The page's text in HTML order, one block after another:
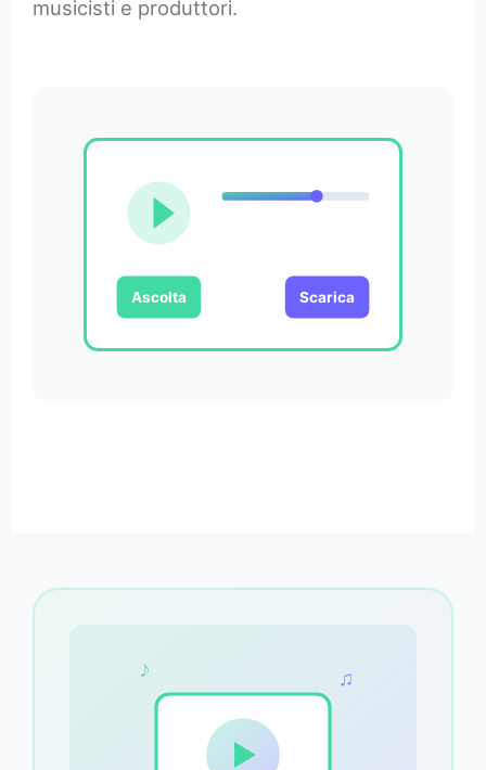
musicisti e produttori.
Ascolta Scarica
♪ ♫